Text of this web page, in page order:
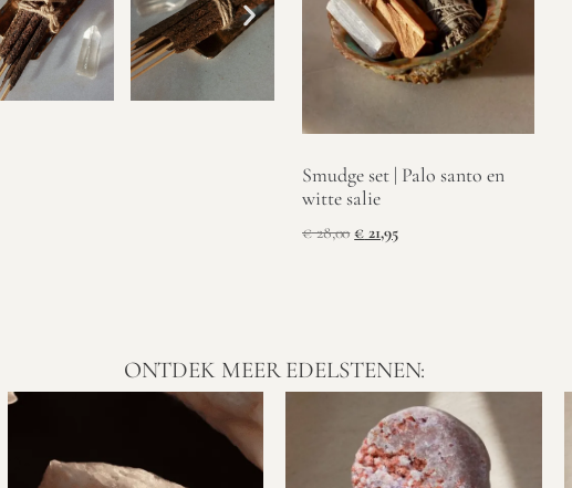
Smudge set | Palo santo en
witte salie
€28,00 € 21,95
ONTDEK MEER EDELSTENEN: